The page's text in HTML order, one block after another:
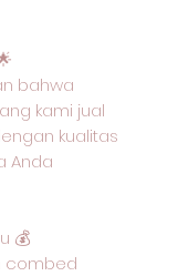
bahwa
kami jual
kualitas
Anda
💰
combed